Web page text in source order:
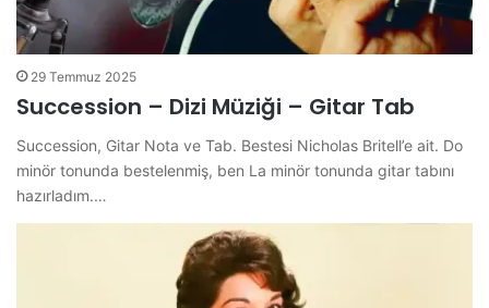
29 Temmuz 2025
Succession – Dizi Müziği – Gitar Tab
Succession, Gitar Nota ve Tab. Bestesi Nicholas Britell’e ait. Do
minör tonunda bestelenmiş, ben La minör tonunda gitar tabını
hazırladım.…